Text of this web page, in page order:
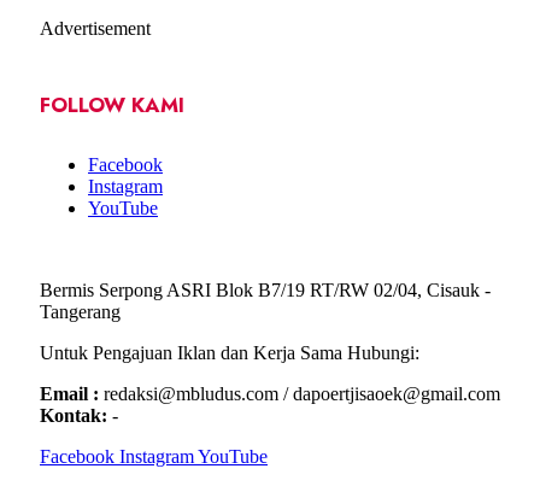
Advertisement
FOLLOW KAMI
Facebook
Instagram
YouTube
Bermis Serpong ASRI Blok B7/19 RT/RW 02/04, Cisauk -
Tangerang
Untuk Pengajuan Iklan dan Kerja Sama Hubungi:
Email : redaksi@mbludus.com / dapoertjisaoek@gmail.com
Kontak: -
Facebook InstagramYouTube